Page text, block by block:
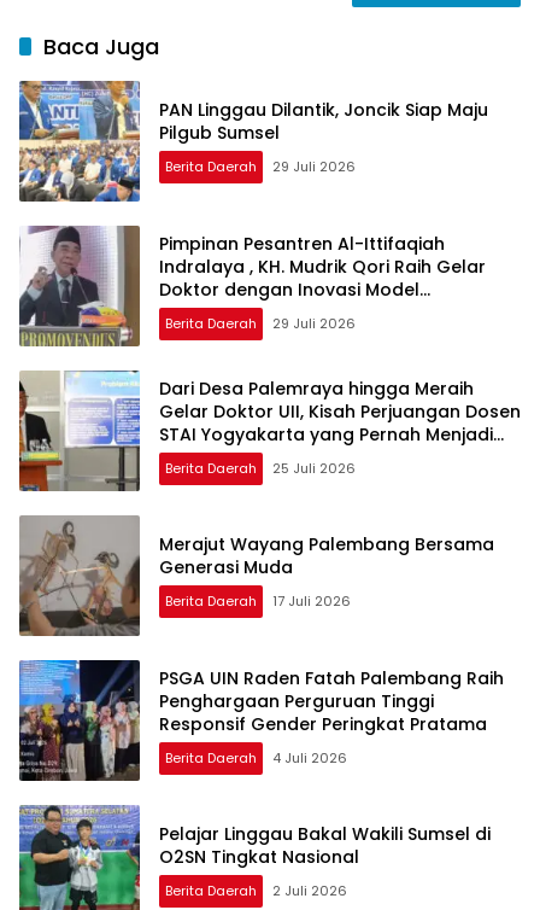
Baca Juga
PAN Linggau Dilantik, Joncik Siap Maju
Pilgub Sumsel
Berita Daerah 29 Juli 2026
Pimpinan Pesantren Al-Ittifaqiah
Indralaya , KH. Mudrik Qori Raih Gelar
Doktor dengan Inovasi Model
Pembelajaran Nagham Al-Qur’an di UMM
Berita Daerah 29 Juli 2026
Dari Desa Palemraya hingga Meraih
Gelar Doktor UII, Kisah Perjuangan Dosen
STAI Yogyakarta yang Pernah Menjadi
Driver Taksi Online
Berita Daerah 25 Juli 2026
Merajut Wayang Palembang Bersama
Generasi Muda
Berita Daerah 17 Juli 2026
PSGA UIN Raden Fatah Palembang Raih
Penghargaan Perguruan Tinggi
Responsif Gender Peringkat Pratama
Berita Daerah 4 Juli 2026
Pelajar Linggau Bakal Wakili Sumsel di
O2SN Tingkat Nasional
Berita Daerah 2 Juli 2026